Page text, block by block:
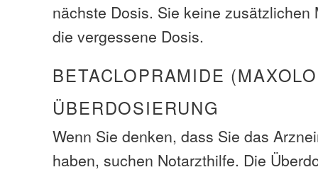
nächste Dosis. Sie keine zusätzlichen
die vergessene Dosis.
BETACLOPRAMIDE
ÜBERDOSIERUNG
Wenn Sie denken, dass Sie das
haben, suchen Notarzthilfe. Die